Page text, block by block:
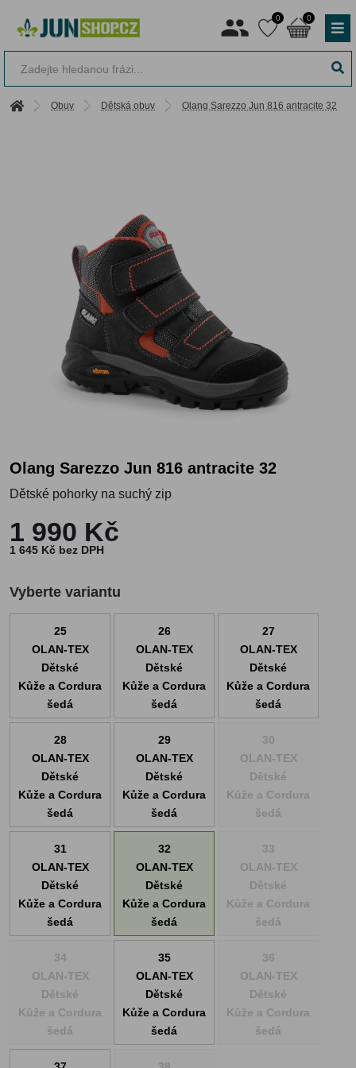
0 0
Obuv Dětská obuv Olang Sarezzo Jun 816 antracite 32
Olang Sarezzo Jun 816 antracite 32
Dětské pohorky na suchý zip
1 990 Kč
1 645 Kč bez DPH
Vyberte variantu
25
OLAN-TEX
Dětské
Kůže a Cordura
šedá
26
OLAN-TEX
Dětské
Kůže a Cordura
šedá
27
OLAN-TEX
Dětské
Kůže a Cordura
šedá
28
OLAN-TEX
Dětské
Kůže a Cordura
šedá
29
OLAN-TEX
Dětské
Kůže a Cordura
šedá
30
OLAN-TEX
Dětské
Kůže a Cordura
šedá
31
OLAN-TEX
Dětské
Kůže a Cordura
šedá
32
OLAN-TEX
Dětské
Kůže a Cordura
šedá
33
OLAN-TEX
Dětské
Kůže a Cordura
šedá
34
OLAN-TEX
Dětské
Kůže a Cordura
šedá
35
OLAN-TEX
Dětské
Kůže a Cordura
šedá
36
OLAN-TEX
Dětské
Kůže a Cordura
šedá